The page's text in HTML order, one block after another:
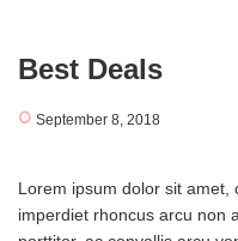
Best Deals
September 8, 2018
Lorem ipsum dolor sit amet,
imperdiet rhoncus arcu non